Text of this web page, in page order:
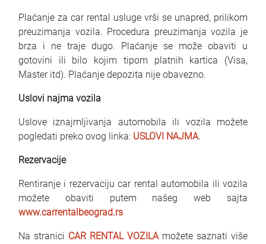
Plaćanje za car rental usluge vrši se unapred, prilikom
preuzimanja vozila. Procedura preuzimanja vozila je
brza i ne traje dugo. Plaćanje se može obaviti u
gotovini ili bilo kojim tipom platnih kartica (Visa,
Master itd). Plaćanje depozita nije obavezno.
Uslovi najma vozila
Uslove iznajmljivanja automobila ili vozila možete
pogledati preko ovog linka: USLOVI NAJMA.
Rezervacije
Rentiranje i rezervaciju car rental automobila ili vozila
možete obaviti putem našeg web sajta
www.carrentalbeograd.rs
Na stranici CAR RENTAL VOZILAmožete saznati više